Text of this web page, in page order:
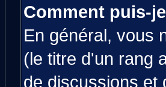
Comment puis-
En général, vous
(le titre d'un rang
de discussions et